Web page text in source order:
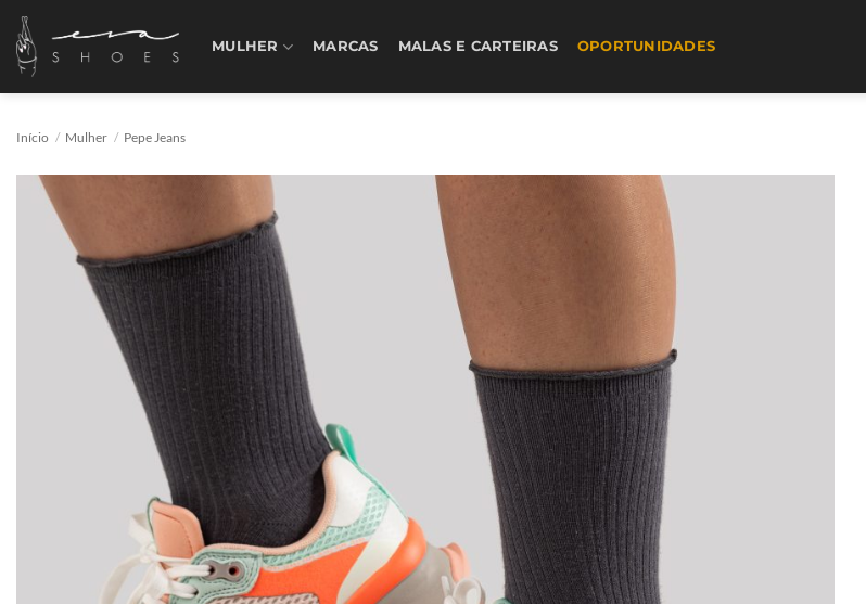
Skip
content
MULHER MARCAS MALAS E CARTEIRAS OPORTUNIDADES
Início / Mulher / Pepe Jeans